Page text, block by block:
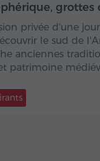
grottes
privée d'une
le sud de
anciennes
patrimoine